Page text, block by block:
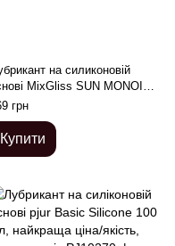
на силиконовій
MixGliss SUN MONOI
мл) з ароматом олії Маноі
грн
Купити